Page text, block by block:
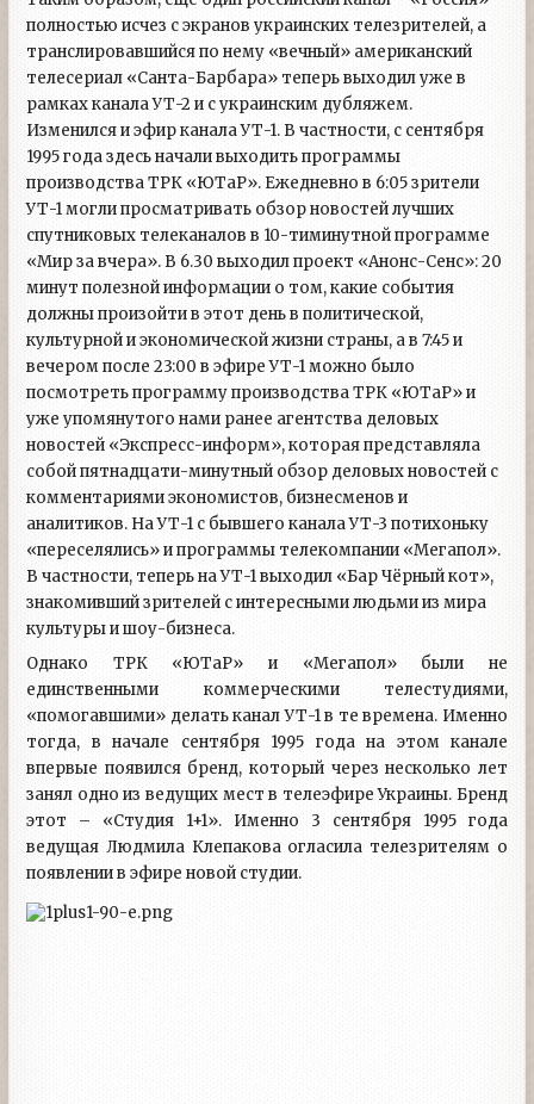
полностью исчез с экранов украинских телезрителей, а
транслировавшийся по нему «вечный» американский
телесериал «Санта-Барбара» теперь выходил уже в
рамках канала УТ-2 и с украинским дубляжем.
Изменился и эфир канала УТ-1. В частности, с сентября
1995 года здесь начали выходить программы
производства ТРК «ЮТаР». Ежедневно в 6:05 зрители
УТ-1 могли просматривать обзор новостей лучших
спутниковых телеканалов в 10-тиминутной программе
«Мир за вчера». В 6.30 выходил проект «Анонс-Сенс»: 20
минут полезной информации о том, какие события
должны произойти в этот день в политической,
культурной и экономической жизни страны, а в 7:45 и
вечером после 23:00 в эфире УТ-1 можно было
посмотреть программу производства ТРК «ЮТаР» и
уже упомянутого нами ранее агентства деловых
новостей «Экспресс-информ», которая представляла
собой пятнадцати-минутный обзор деловых новостей с
комментариями экономистов, бизнесменов и
аналитиков. На УТ-1 с бывшего канала УТ-3 потихоньку
«переселялись» и программы телекомпании «Мегапол».
В частности, теперь на УТ-1 выходил «Бар Чёрный кот»,
знакомивший зрителей с интересными людьми из мира
культуры и шоу-бизнеса.
Однако ТРК «ЮТаР» и «Мегапол» были не
единственными коммерческими телестудиями,
«помогавшими» делать канал УТ-1 в те времена. Именно
тогда, в начале сентября 1995 года на этом канале
впервые появился бренд, который через несколько лет
занял одно из ведущих мест в телеэфире Украины. Бренд
этот – «Студия 1+1». Именно 3 сентября 1995 года
ведущая Людмила Клепакова огласила телезрителям о
появлении в эфире новой студии.